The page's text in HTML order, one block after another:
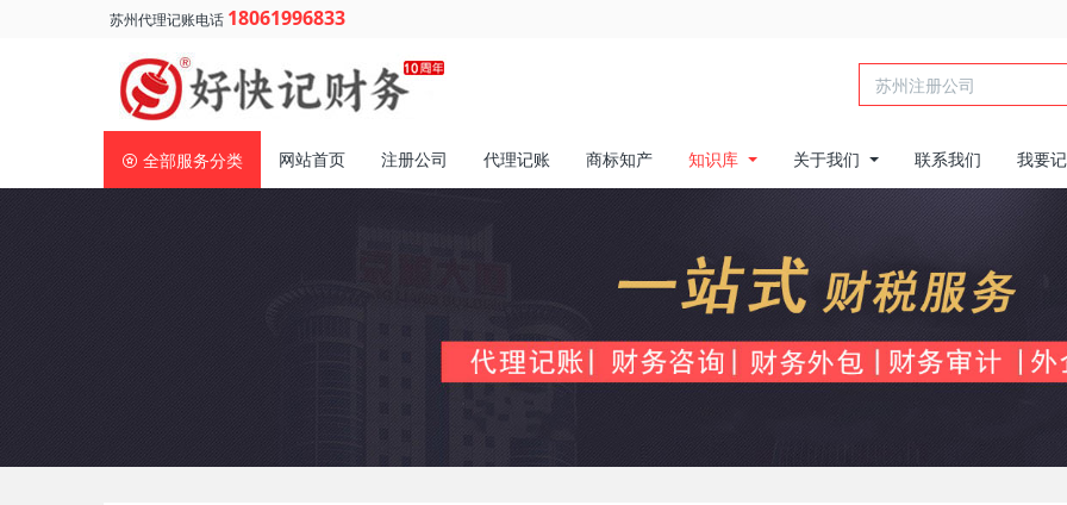
苏州代理记账电话 18061996833
全部服务分类 网站首页 注册公司 代理记账 商标知产 知识库 关于我们 联系我们 我要